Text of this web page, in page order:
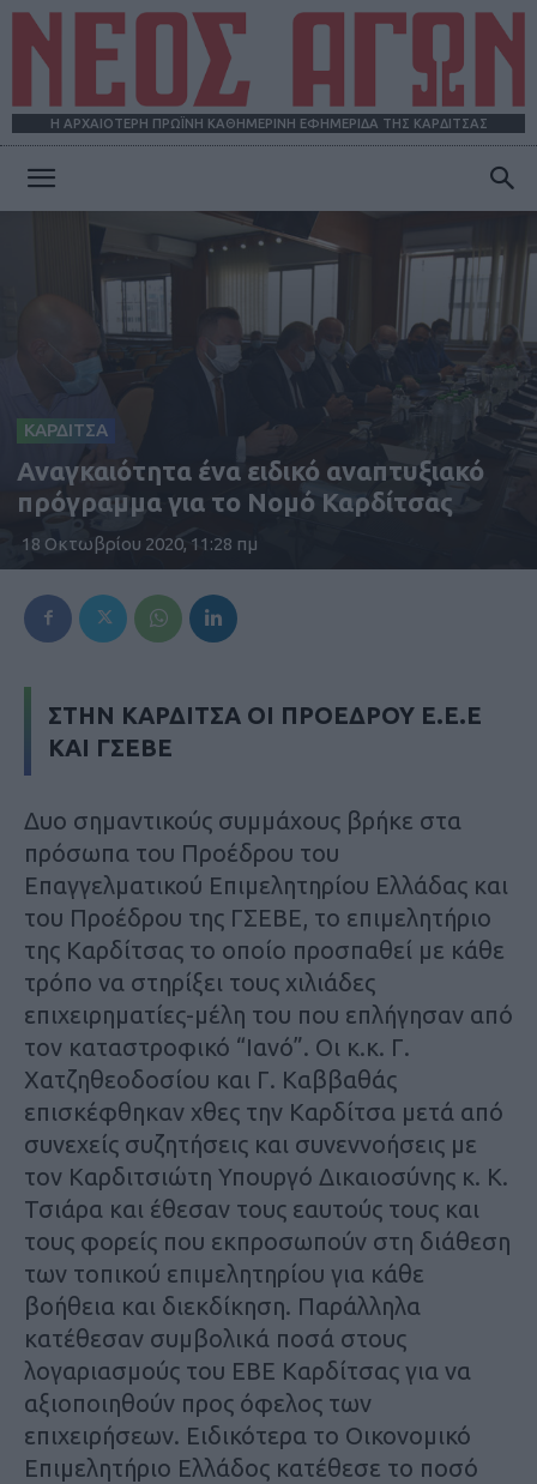
Η ΑΡΧΑΙΟΤΕΡΗ ΠΡΩΪΝΗ ΚΑΘΗΜΕΡΙΝΗ ΕΦΗΜΕΡΙΔΑ ΤΗΣ ΚΑΡΔΙΤΣΑΣ
ΚΑΡΔΙΤΣΑ
Αναγκαιότητα ένα ειδικό αναπτυξιακό
πρόγραμμα για το Νομό Καρδίτσας
18 Οκτωβρίου 2020, 11:28 πμ
ΣΤΗΝ ΚΑΡΔΙΤΣΑ ΟΙ ΠΡΟΕΔΡΟΥ Ε.Ε.Ε
ΚΑΙ ΓΣΕΒE
Δυο σημαντικούς συμμάχους βρήκε στα
πρόσωπα του Προέδρου του
Επαγγελματικού Επιμελητηρίου Ελλάδας και
του Προέδρου της ΓΣΕΒΕ, το επιμελητήριο
της Καρδίτσας το οποίο προσπαθεί με κάθε
τρόπο να στηρίξει τους χιλιάδες
επιχειρηματίες-μέλη του που επλήγησαν από
τον καταστροφικό “Ιανό”. Οι κ.κ. Γ.
Χατζηθεοδοσίου και Γ. Καββαθάς
επισκέφθηκαν χθες την Καρδίτσα μετά από
συνεχείς συζητήσεις και συνεννοήσεις με
τον Καρδιτσιώτη Υπουργό Δικαιοσύνης κ. Κ.
Τσιάρα και έθεσαν τους εαυτούς τους και
τους φορείς που εκπροσωπούν στη διάθεση
των τοπικού επιμελητηρίου για κάθε
βοήθεια και διεκδίκηση. Παράλληλα
κατέθεσαν συμβολικά ποσά στους
λογαριασμούς του ΕΒΕ Καρδίτσας για να
αξιοποιηθούν προς όφελος των
επιχειρήσεων. Ειδικότερα το Οικονομικό
Επιμελητήριο Ελλάδος κατέθεσε το ποσό